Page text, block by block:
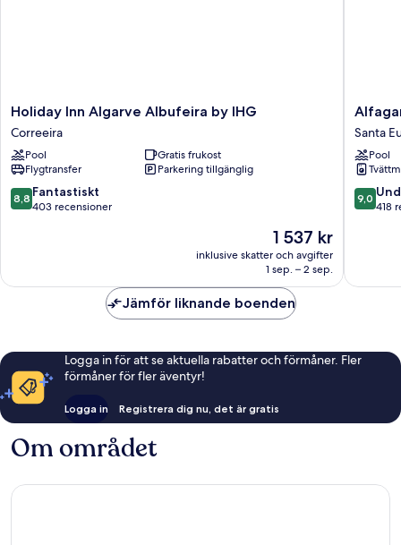
Holiday
Inn
Algarve
Albufeira
by
IHG
Correeira
Holiday Inn Algarve Albufeira by IHG
Correeira
Pool
Gratis frukost
Flygtransfer
Parkering tillgänglig
8.8
av
8,8 Fantastiskt
403 recensioner
Priset
1 537 kr
1 537 kr
inklusive skatter och avgifter
1 sep. – 2 sep.
Alfagar
Alto
da
Colina
Santa
Eulália
Santa
Pool
9.0
av
9,0
418
Jämför liknande boenden
Logga in för att se aktuella rabatter och förmåner. Fler
förmåner för fler äventyr!
Logga in Registrera dig nu, det är gratis
Om området